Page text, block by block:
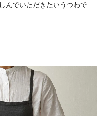
んでいただきたいうつわで